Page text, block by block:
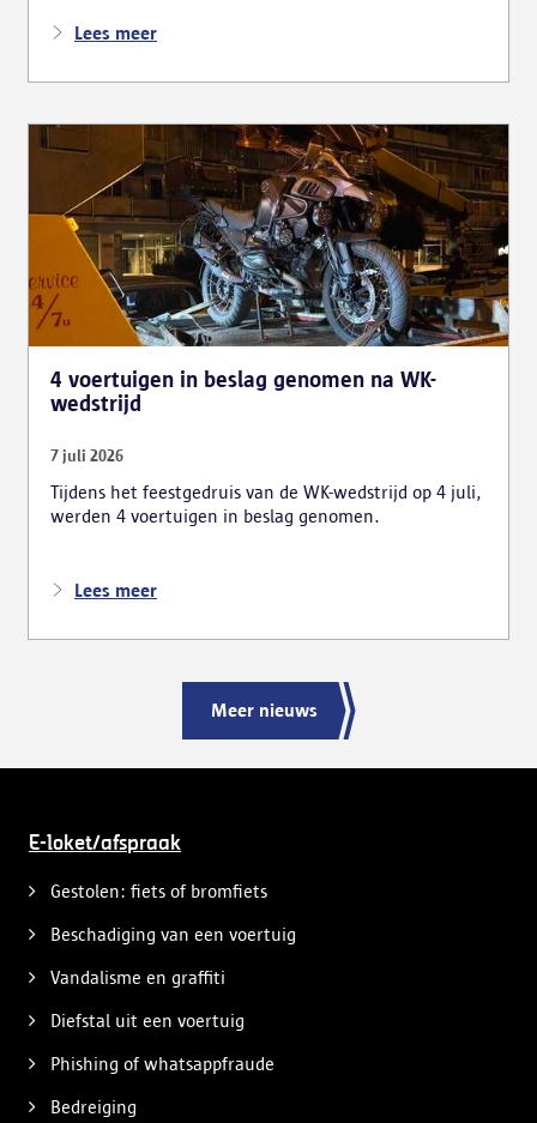
weggebruikers melding hadden gemaakt van het
dat als gevolg had.
Lees meer
4 voertuigen in beslag genomen na WK-
wedstrijd
7 juli 2026
Tijdens het feestgedruis van de WK-wedstrijd op 4 juli,
werden 4 voertuigen in beslag genomen.
Lees meer
Meer nieuws
E-loket/afspraak
Gestolen: fiets of bromfiets
Beschadiging van een voertuig
Vandalisme en graffiti
Diefstal uit een voertuig
Phishing of whatsappfraude
Bedreiging